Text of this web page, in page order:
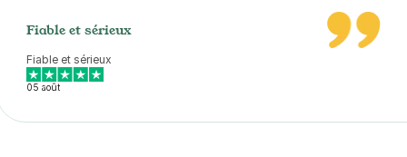
Fiable et sérieux
Fiable et sérieux
05 août